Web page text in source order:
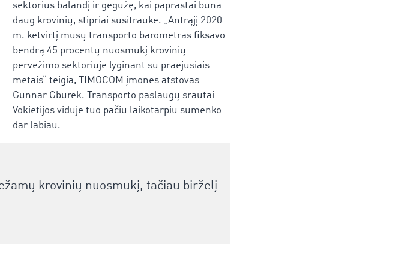
sektorius balandį ir gegužę, kai paprastai būna
daug krovinių, stipriai susitraukė. „Antrąjį 2020
m. ketvirtį mūsų transporto barometras fiksavo
bendrą 45 procentų nuosmukį krovinių
pervežimo sektoriuje lyginant su praėjusiais
metais“ teigia, TIMOCOM įmonės atstovas
Gunnar Gburek. Transporto paslaugų srautai
Vokietijos viduje tuo pačiu laikotarpiu sumenko
dar labiau.
krovinių nuosmukį, tačiau birželį